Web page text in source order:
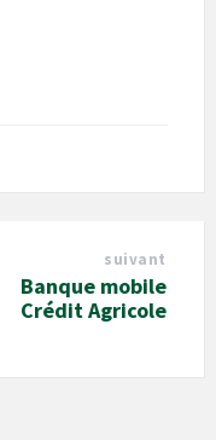
suivant
Banque mobile
Crédit Agricole